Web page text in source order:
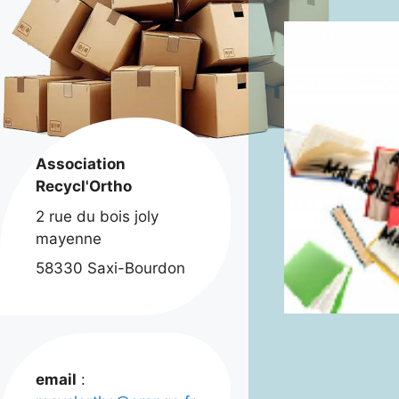
Association
Recycl'Ortho
2 rue du bois joly
mayenne
58330 Saxi-Bourdon
email :